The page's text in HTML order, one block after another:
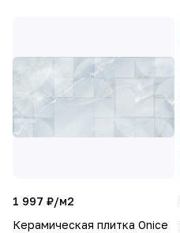
1 997 ₽/м2
Керамическая плитка Onice